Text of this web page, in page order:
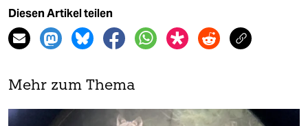
Diesen Artikel teilen
Mehr zum Thema